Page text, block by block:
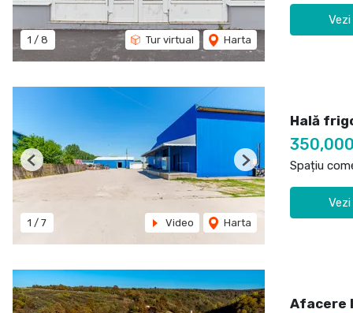
1 / 8 Tur virtual Harta
1 / 7 Video Harta
Previous Next
Hală
Spațiu
Afacere